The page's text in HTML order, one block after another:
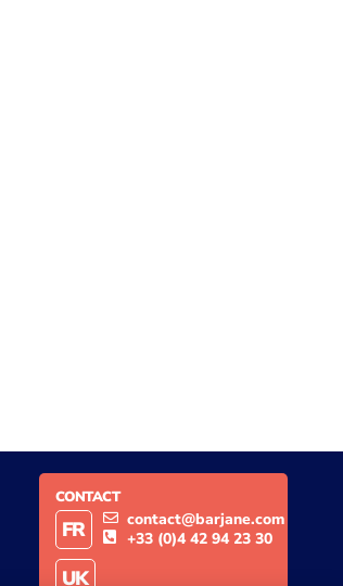
CONTACT
FR
contact@barjane.com
+33 (0)4 42 94 23 30
UK